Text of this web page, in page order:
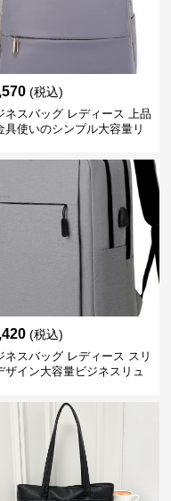
(税込)
ネスバッグ レディース 上品
具使いのシンプル大容量リ
(税込)
ネスバッグ レディース スリ
ザイン大容量ビジネスリュ